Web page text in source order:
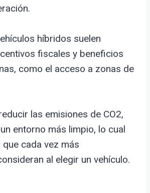
híbridos suelen
fiscales y beneficios
como el acceso a zonas de
las emisiones de CO2,
entorno más limpio, lo cual
cada vez más
al elegir un vehículo.